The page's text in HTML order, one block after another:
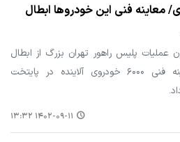
معاینه فنی این خودروها ابطال
عملیات پلیس راهور تهران بزرگ از ابطال
معاینه فنی ۶۰۰۰ خودروی آلاینده در پایتخت
۱۴۰۲-۰۹-۱۱ ۱۳:۳۲